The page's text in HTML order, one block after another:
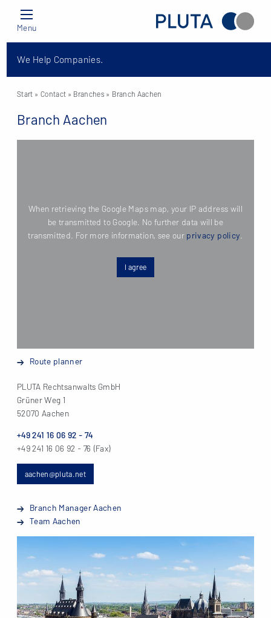
Menu
We Help Companies.
Start » Contact » Branches » Branch Aachen
Branch Aachen
When retrieving the Google Maps map, your IP address will
be transmitted to Google. No further data will be
transmitted. For more information, see our privacy policy
I agree
Route planner
PLUTA Rechtsanwalts GmbH
Grüner Weg 1
52070 Aachen
+49 241 16 06 92 - 74
+49 241 16 06 92 - 76 (Fax)
aachen@pluta.net
Branch Manager Aachen
Team Aachen